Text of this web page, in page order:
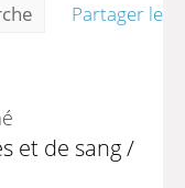
Partager le
et de sang/